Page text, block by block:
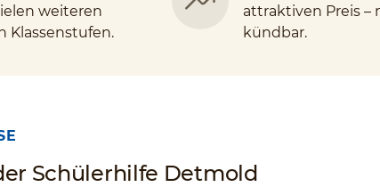
weiteren
Klassenstufen.
attraktiven Preis –
kündbar.
Schülerhilfe Detmold